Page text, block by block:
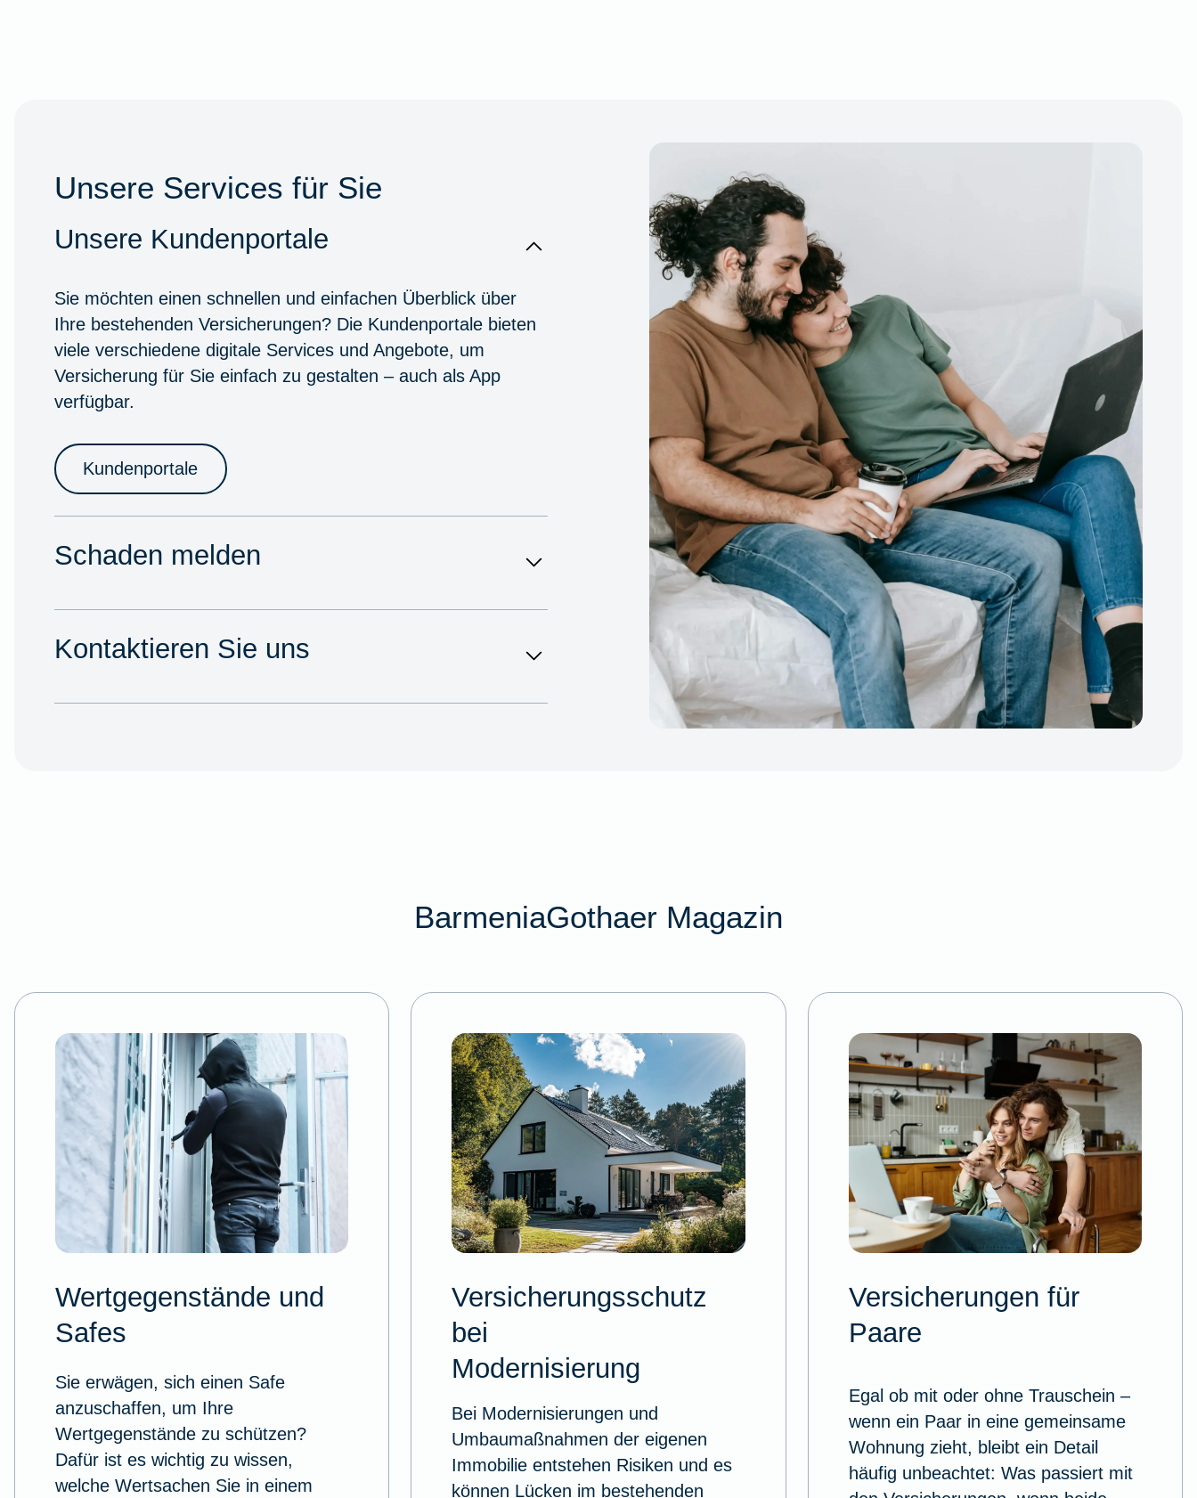
Unsere Services für Sie
Unsere Kundenportale
Sie möchten einen schnellen und einfachen Überblick über
Ihre bestehenden Versicherungen? Die Kundenportale bieten
viele verschiedene digitale Services und Angebote, um
Versicherung für Sie einfach zu gestalten – auch als App
verfügbar.
Kundenportale
Schaden melden
Kontaktieren Sie uns
BarmeniaGothaer Magazin
Wertgegenstände und
Safes
Sie erwägen, sich einen Safe
anzuschaffen, um Ihre
Wertgegenstände zu schützen?
Dafür ist es wichtig zu wissen,
welche Wertsachen Sie in einem
Versicherungsschutz
bei
Modernisierung
Bei Modernisierungen und
Umbaumaßnahmen der eigenen
Immobilie entstehen Risiken und es
können Lücken im bestehenden
Versicherungen für
Paare
Egal ob mit oder ohne Trauschein –
wenn ein Paar in eine gemeinsame
Wohnung zieht, bleibt ein Detail
häufig unbeachtet: Was passiert mit